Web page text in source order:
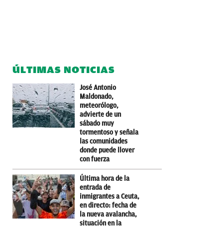
ÚLTIMAS NOTICIAS
José Antonio
Maldonado,
meteorólogo,
advierte de un
sábado muy
tormentoso y señala
las comunidades
donde puede llover
con fuerza
Última hora de la
entrada de
inmigrantes a Ceuta,
en directo: fecha de
la nueva avalancha,
situación en la